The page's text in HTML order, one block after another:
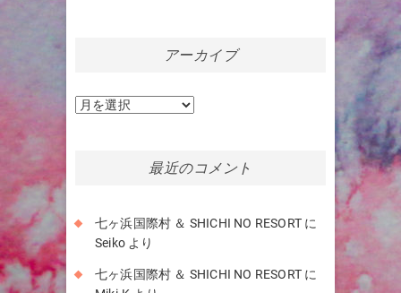
アーカイブ
ア
最近のコメント
七ヶ浜国際村 ＆ SHICHI NO RESORT に
Seiko より
七ヶ浜国際村 ＆ SHICHI NO RESORT に